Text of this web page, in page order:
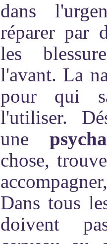
dans
réparer par
les
l'avant. La
pour qui
l'utiliser.
une
chose,
Dans tous
doivent